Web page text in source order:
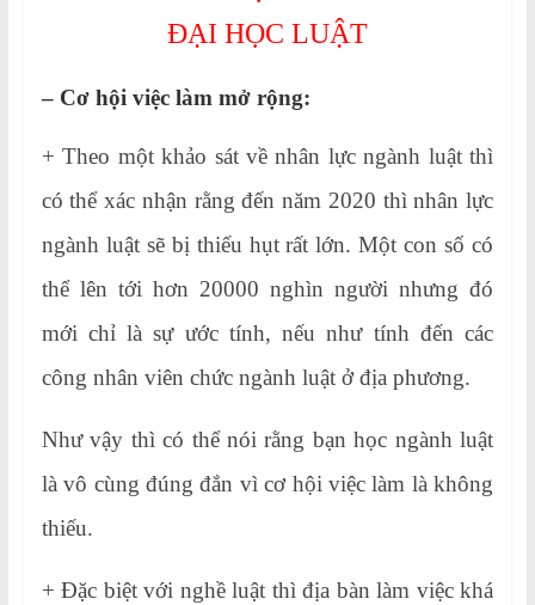
ĐẠI HỌC LUẬT
– Cơ hội việc làm mở rộng:
+ Theo một khảo sát về nhân lực ngành luật thì
có thể xác nhận rằng đến năm 2020 thì nhân lực
ngành luật sẽ bị thiếu hụt rất lớn. Một con số có
thể lên tới hơn 20000 nghìn người nhưng đó
mới chỉ là sự ước tính, nếu như tính đến các
công nhân viên chức ngành luật ở địa phương.
Như vậy thì có thể nói rằng bạn học ngành luật
là vô cùng đúng đắn vì cơ hội việc làm là không
thiếu.
+ Đặc biệt với nghề luật thì địa bàn làm việc khá